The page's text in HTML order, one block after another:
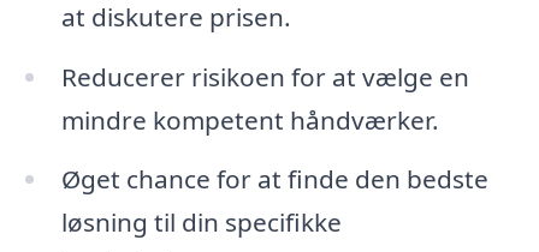
at diskutere prisen.
Reducerer risikoen for at vælge en
mindre kompetent håndværker.
Øget chance for at finde den bedste
løsning til din specifikke